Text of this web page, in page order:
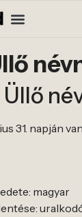
31. napján
magyar